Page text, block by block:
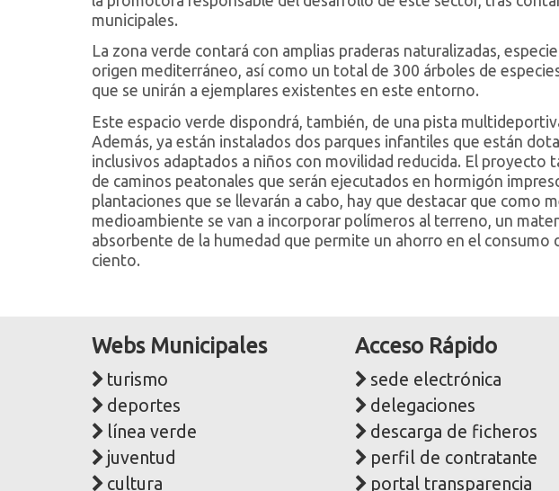
municipales.
La zona verde contará con amplias praderas naturalizadas,
origen mediterráneo, así como un total de 300 árboles de
que se unirán a ejemplares existentes en este entorno.
Este espacio verde dispondrá, también, de una pista
Además, ya están instalados dos parques infantiles que están
inclusivos adaptados a niños con movilidad reducida. El proyecto
de caminos peatonales que serán ejecutados en hormigón
plantaciones que se llevarán a cabo, hay que destacar que como
medioambiente se van a incorporar polímeros al terreno, un
absorbente de la humedad que permite un ahorro en el consumo
ciento.
Webs Municipales
turismo
deportes
línea verde
juventud
cultura
Acceso Rápido
sede electrónica
delegaciones
descarga de ficheros
perfil de contratante
portal transparencia